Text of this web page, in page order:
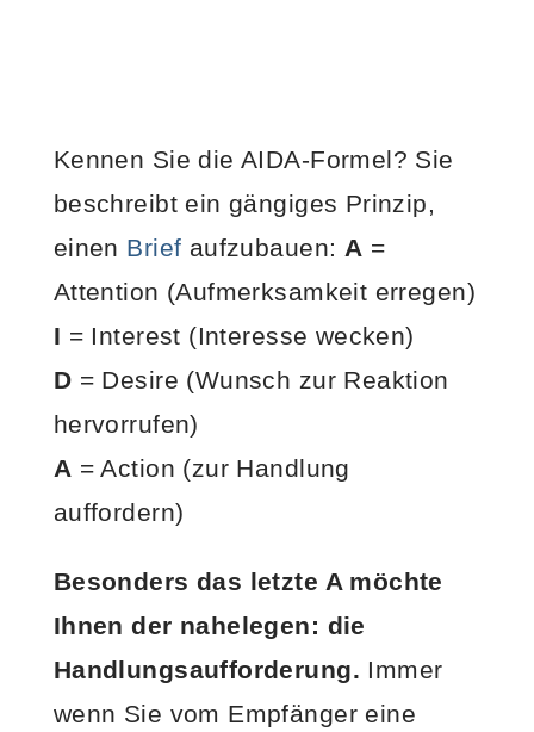
Kennen Sie die AIDA-Formel? Sie
beschreibt ein gängiges Prinzip,
einen Brief aufzubauen: A =
Attention (Aufmerksamkeit erregen)
I = Interest (Interesse wecken)
D = Desire (Wunsch zur Reaktion
hervorrufen)
A = Action (zur Handlung
auffordern)
Besonders das letzte A möchte
Ihnen der nahelegen: die
Handlungsaufforderung. Immer
wenn Sie vom Empfänger eine